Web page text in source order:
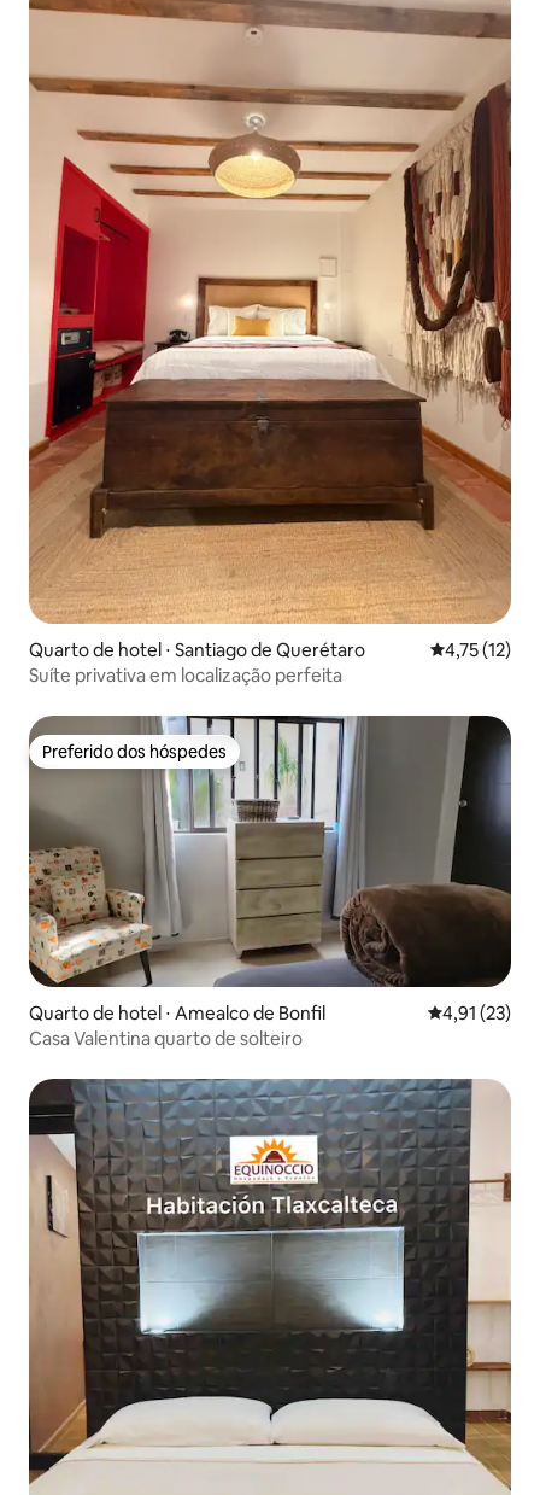
Quarto de hotel ⋅ Santiago de Querétaro 4,75 de uma
4,75 (12)
Suíte privativa em localização perfeita
Preferido dos hóspedes
Preferido dos hóspedes
Quarto de hotel ⋅ Amealco de Bonfil 4,91 de uma
4,91 (23)
Casa Valentina quarto de solteiro